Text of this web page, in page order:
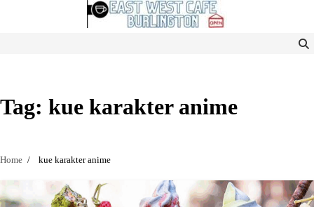
Tag: kue karakter anime
Home kue karakter anime